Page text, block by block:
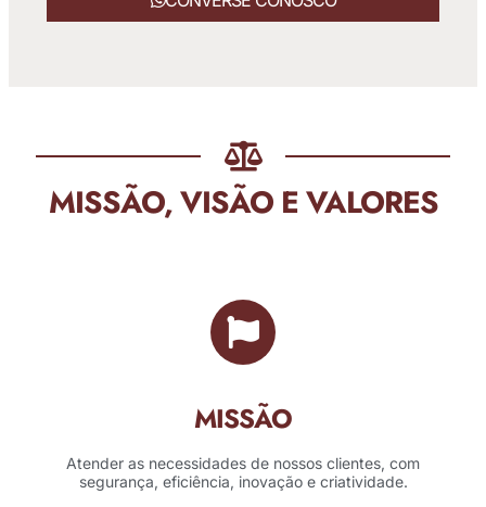
MISSÃO, VISÃO E VALORES
MISSÃO
Atender as necessidades de nossos clientes, com
segurança, eficiência, inovação e criatividade.